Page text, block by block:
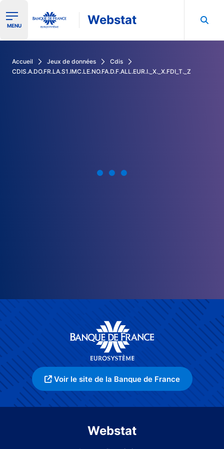
Ouvrir le menu de navigation
MENU Webstat
Accueil Jeux de données
Cdis
CDIS.A.DO.FR.LA.S1.IMC.LE.NO.FA.D.F.ALL.EUR.I._X._X.FDI_T._Z
Voir le site de la Banque de France
Webstat